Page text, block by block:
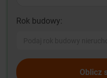
Rok budowy:
Oblicz